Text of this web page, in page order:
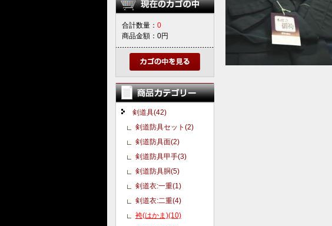
合計数量： 0
商品金額： 0円
剣道具(42)
剣道防具セット(2)
剣道防具面(2)
剣道防具甲手(3)
剣道防具胴(5)
剣道衣:一重(1)
剣道衣:二重(4)
袴(はかま)(10)